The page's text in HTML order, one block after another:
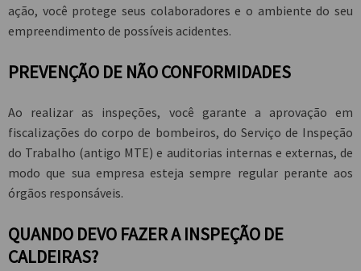
ação, você protege seus colaboradores e o ambiente do seu
empreendimento de possíveis acidentes.
PREVENÇÃO DE NÃO CONFORMIDADES
Ao realizar as inspeções, você garante a aprovação em
fiscalizações do corpo de bombeiros, do Serviço de Inspeção
do Trabalho (antigo MTE) e auditorias internas e externas, de
modo que sua empresa esteja sempre regular perante aos
órgãos responsáveis.
QUANDO DEVO FAZER A INSPEÇÃO DE
CALDEIRAS?